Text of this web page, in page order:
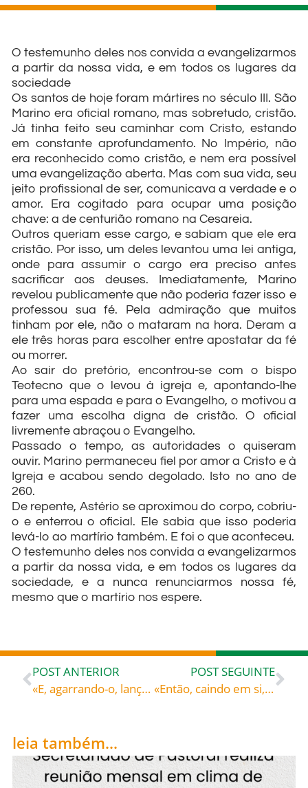
O testemunho deles nos convida a evangelizarmos
a partir da nossa vida, e em todos os lugares da
sociedade
Os santos de hoje foram mártires no século III. São
Marino era oficial romano, mas sobretudo, cristão.
Já tinha feito seu caminhar com Cristo, estando
em constante aprofundamento. No Império, não
era reconhecido como cristão, e nem era possível
uma evangelização aberta. Mas com sua vida, seu
jeito profissional de ser, comunicava a verdade e o
amor. Era cogitado para ocupar uma posição
chave: a de centurião romano na Cesareia.
Outros queriam esse cargo, e sabiam que ele era
cristão. Por isso, um deles levantou uma lei antiga,
onde para assumir o cargo era preciso antes
sacrificar aos deuses. Imediatamente, Marino
revelou publicamente que não poderia fazer isso e
professou sua fé. Pela admiração que muitos
tinham por ele, não o mataram na hora. Deram a
ele três horas para escolher entre apostatar da fé
ou morrer.
Ao sair do pretório, encontrou-se com o bispo
Teotecno que o levou à igreja e, apontando-lhe
para uma espada e para o Evangelho, o motivou a
fazer uma escolha digna de cristão. O oficial
livremente abraçou o Evangelho.
Passado o tempo, as autoridades o quiseram
ouvir. Marino permaneceu fiel por amor a Cristo e à
Igreja e acabou sendo degolado. Isto no ano de
260.
De repente, Astério se aproximou do corpo, cobriu-
o e enterrou o oficial. Ele sabia que isso poderia
levá-lo ao martírio também. E foi o que aconteceu.
O testemunho deles nos convida a evangelizarmos
a partir da nossa vida, e em todos os lugares da
sociedade, e a nunca renunciarmos nossa fé,
mesmo que o martírio nos espere.
POST ANTERIOR
«E, agarrando-o, lançaram-no fora da vinha e mataram-no.» – São Boaventura (1221-1274), franciscano, doutor da Igreja
POST SEGUINTE
«Então, caindo em si, disse: […] eu aqui a morrer de fome! Vou-me embora, vou ter com meu pai» – Isaac da Estrela (?-c. 1171), monge cisterciense
leia também...